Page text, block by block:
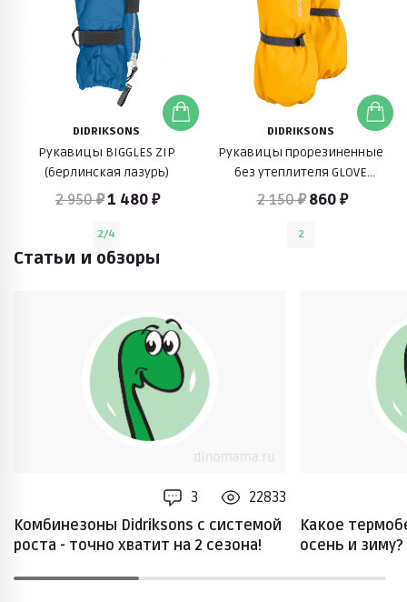
DIDRIKSONS
Рукавицы BIGGLES ZIP
(берлинская лазурь)
2 950 ₽1 480 ₽
2/4
DIDRIKSONS
Рукавицы прорезиненные
без утеплителя GLOVE
(пшеничный желтый)
2 150 ₽ 860 ₽
2
Статьи и обзоры
3
22833
Комбинезоны Didriksons с системой
роста - точно хватит на 2 сезона!
Какое
осень и зиму?